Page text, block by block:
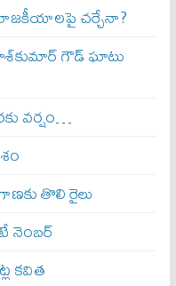
చర్చేనా?
గౌడ్ ఘాటు
వర్షం…
తొలి రైలు
నెంబ‌ర్‌
కవిత